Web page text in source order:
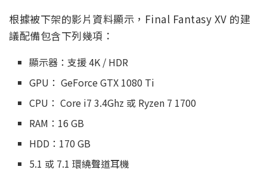
根據被下架的影片資料顯示，Final Fantasy XV 的建
議配備包含下列幾項：
顯示器：支援 4K / HDR
GPU： GeForce GTX 1080 Ti
CPU： Core i7 3.4Ghz 或 Ryzen 7 1700
RAM：16 GB
HDD：170 GB
5.1 或 7.1 環繞聲道耳機